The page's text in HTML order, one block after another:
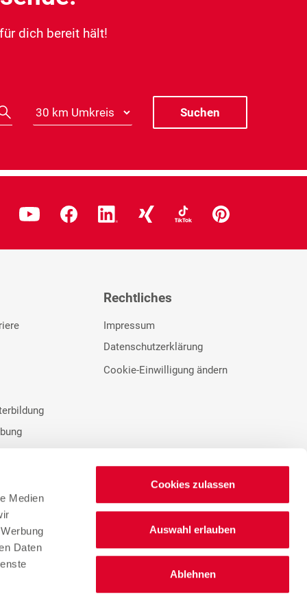
Medien
Daten
Cookies zulassen
Auswahl erlauben
Ablehnen
dich bereit hält!
Rechtliches
Impressum
Datenschutzerklärung
Cookie-Einwilligung ändern